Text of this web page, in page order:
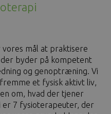
vores mål at praktisere
byder på kompetent
og genoptræning. Vi
et fysisk aktivt liv,
om, hvad der tjener
er 7 fysioterapeuter, der